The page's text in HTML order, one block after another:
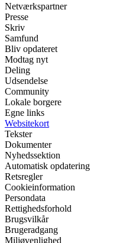
Netværkspartner
Presse
Skriv
Samfund
Bliv opdateret
Modtag nyt
Deling
Udsendelse
Community
Lokale borgere
Egne links
Websitekort
Tekster
Dokumenter
Nyhedssektion
Automatisk opdatering
Retsregler
Cookieinformation
Persondata
Rettighedsforhold
Brugsvilkår
Brugeradgang
Miljøvenlighed